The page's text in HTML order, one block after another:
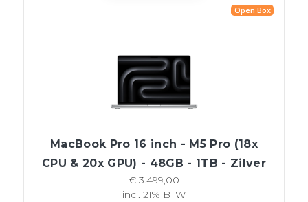
Open Box
MacBook Pro 16 inch - M5 Pro (18x
CPU & 20x GPU) - 48GB - 1TB - Zilver
€ 3.499,00
incl. 21% BTW